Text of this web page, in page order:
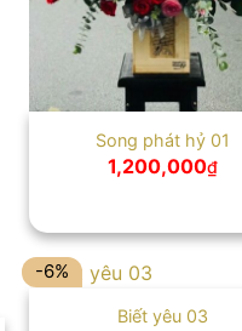
Song phát hỷ 01
1,200,000₫
-6%
Biết yêu 03